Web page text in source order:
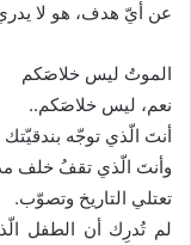
عن أيّ هدف، هو لا
الموتُ ليس خلاصَكم
نعم، ليس خلاصَكم..
أنتَ الّذي توجّه بندقيّتك
وأنتَ الّذي تقفُ خلف
تعتلي التاريخ وتصوّب.
لم تُدرِك أن الطفل